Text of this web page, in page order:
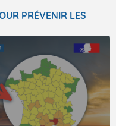
PRÉVENIR LES